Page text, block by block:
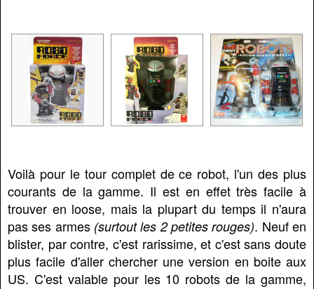
Voilà pour le tour complet de ce robot, l'un des plus
courants de la gamme. Il est en effet très facile à
trouver en loose, mais la plupart du temps il n'aura
pas ses armes (surtout les 2 petites rouges). Neuf en
blister, par contre, c'est rarissime, et c'est sans doute
plus facile d'aller chercher une version en boite aux
US. C'est valable pour les 10 robots de la gamme,